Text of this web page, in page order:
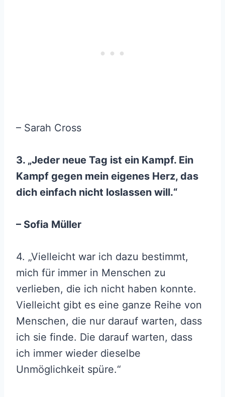
– Sarah Cross
3. „Jeder neue Tag ist ein Kampf. Ein
Kampf gegen mein eigenes Herz, das
dich einfach nicht loslassen will.“
– Sofia Müller
4. „Vielleicht war ich dazu bestimmt,
mich für immer in Menschen zu
verlieben, die ich nicht haben konnte.
Vielleicht gibt es eine ganze Reihe von
Menschen, die nur darauf warten, dass
ich sie finde. Die darauf warten, dass
ich immer wieder dieselbe
Unmöglichkeit spüre.“